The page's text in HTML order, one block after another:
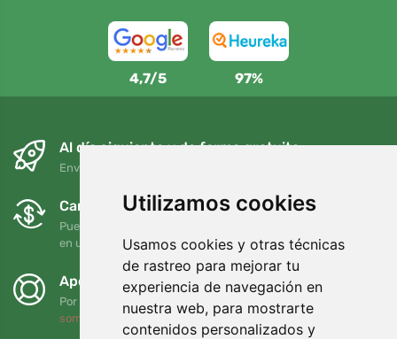
Utilizamos cookies
Usamos cookies y otras técnicas
de rastreo para mejorar tu
experiencia de navegación en
nuestra web, para mostrarte
contenidos personalizados y
4,7/5 97%
Al día siguiente y de forma gratuita
Envío gratuito para pedidos superiores a 95 EUR
Cambios y devoluciones gratuitos
Puede devolver o cambiar su pedido en cualquier momento
en un plazo de 90 días
Apoyamos a Trees.org
Por cada pedido plantamos un árbol. Leer más
somos